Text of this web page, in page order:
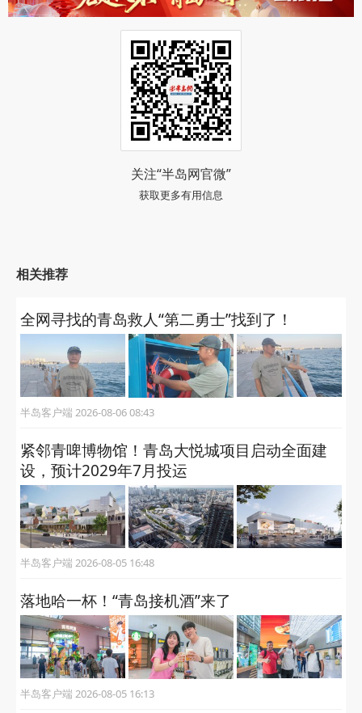
关注“半岛网官微”
获取更多有用信息
相关推荐
全网寻找的青岛救人“第二勇士”找到了！
半岛客户端 2026-08-06 08:43
紧邻青啤博物馆！青岛大悦城项目启动全面建
设，预计2029年7月投运
半岛客户端 2026-08-05 16:48
落地哈一杯！“青岛接机酒”来了
半岛客户端 2026-08-05 16:13